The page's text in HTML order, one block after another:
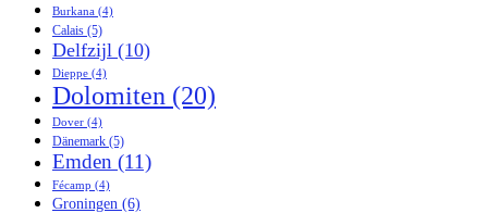
Burkana (4)
Calais (5)
Delfzijl (10)
Dieppe (4)
Dolomiten (20)
Dover (4)
Dänemark (5)
Emden (11)
Fécamp (4)
Groningen (6)